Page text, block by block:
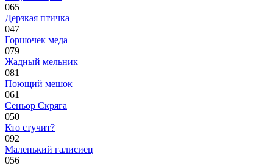
065
Дерзкая птичка
047
Горшочек меда
079
Жадный мельник
081
Поющий мешок
061
Сеньор Скряга
050
Кто стучит?
092
Маленький галисиец
056